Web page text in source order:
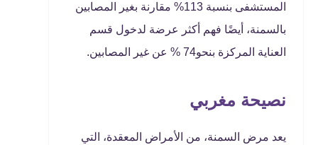
المستشفى بنسبة 113% مقارنة بغير المصابين
بالسمنة، أيضًا فهم أكثر عرضة لدخول قسم
العناية المركزة بنحو74 % عن غير المصابين.
نصيحة مغربي
يعد مرض السمنة، من الأمراض المعقدة، التي